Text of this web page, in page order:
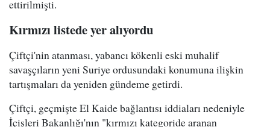
ettirilmişti.
Kırmızı listede yer alıyordu
Çiftçi'nin atanması, yabancı kökenli eski muhalif
savaşçıların yeni Suriye ordusundaki konumuna ilişkin
tartışmaları da yeniden gündeme getirdi.
Çiftçi, geçmişte El Kaide bağlantısı iddiaları nedeniyle
İçişleri Bakanlığı'nın "kırmızı kategoride aranan